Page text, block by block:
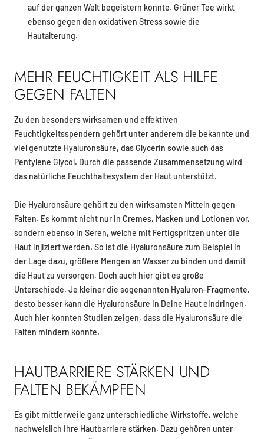
auf der ganzen Welt begeistern konnte. Grüner Tee wirkt
ebenso gegen den oxidativen Stress sowie die
Hautalterung.
MEHR FEUCHTIGKEIT ALS HILFE
GEGEN FALTEN
Zu den besonders wirksamen und effektiven
Feuchtigkeitsspendern gehört unter anderem die bekannte und
viel genutzte Hyaluronsäure, das Glycerin sowie auch das
Pentylene Glycol. Durch die passende Zusammensetzung wird
das natürliche Feuchthaltesystem der Haut unterstützt.
Die Hyaluronsäure gehört zu den wirksamsten Mitteln gegen
Falten. Es kommt nicht nur in Cremes, Masken und Lotionen vor,
sondern ebenso in Seren, welche mit Fertigspritzen unter die
Haut injiziert werden. So ist die Hyaluronsäure zum Beispiel in
der Lage dazu, größere Mengen an Wasser zu binden und damit
die Haut zu versorgen. Doch auch hier gibt es große
Unterschiede. Je kleiner die sogenannten Hyaluron-Fragmente,
desto besser kann die Hyaluronsäure in Deine Haut eindringen.
Auch hier konnten Studien zeigen, dass die Hyaluronsäure die
Falten mindern konnte.
HAUTBARRIERE STÄRKEN UND
FALTEN BEKÄMPFEN
Es gibt mittlerweile ganz unterschiedliche Wirkstoffe, welche
nachweislich Ihre Hautbarriere stärken. Dazu gehören unter